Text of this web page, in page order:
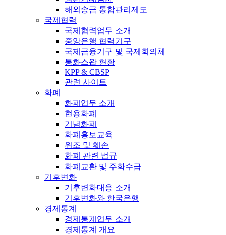
해외송금 통합관리제도
국제협력
국제협력업무 소개
중앙은행 협력기구
국제금융기구 및 국제회의체
통화스왑 현황
KPP & CBSP
관련 사이트
화폐
화폐업무 소개
현용화폐
기념화폐
화폐홍보교육
위조 및 훼손
화폐 관련 법규
화폐교환 및 주화수급
기후변화
기후변화대응 소개
기후변화와 한국은행
경제통계
경제통계업무 소개
경제통계 개요